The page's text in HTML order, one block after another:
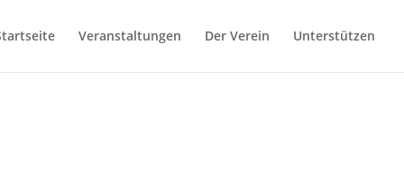
Veranstaltungen Der Verein Unterstützen